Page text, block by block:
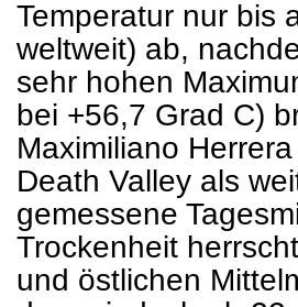
Temperatur nur bis
weltweit) ab,
sehr hohen
bei +56,7 Grad C)
Maximiliano
Death Valley als
gemessene
Trockenheit
und östlichen